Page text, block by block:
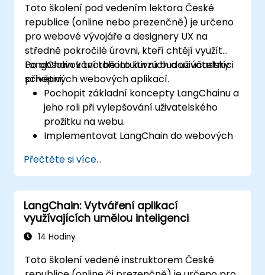
Toto školení pod vedením lektora České
republice (online nebo prezenčně) je určeno
pro webové vývojáře a designery UX na
středně pokročilé úrovni, kteří chtějí využít
LangChain k tvorbě intuitivních a uživatelsky
přívětivých webových aplikací.
Po absolvování tohoto kurzu budou účastníci
schopni:
Pochopit základní koncepty LangChainu a
jeho roli při vylepšování uživatelského
prožitku na webu.
Implementovat LangChain do webových
reaktivních rozhraní.
Integrovat API funkce do webových
aplikací, aby se zvýšila jejich interaktivita
a zapojení uživatelů.
Optimalizovat uživatelské prostředí
pomocí pokročilých možností
Analyzovat data o chování uživatelů za
Přečtěte si více...
LangChain: Vytváření aplikací
využívajících umělou inteligenci
14 Hodiny
Toto školení vedené instruktorem České